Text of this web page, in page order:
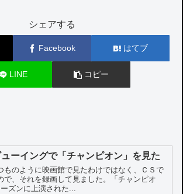
シェアする
Facebook はてブ
LINE コピー
ーイングで「チャンピオン」を見た
ものように映画館で見たわけではなく、ＣＳで
で、それを録画して見ました。「チャンピオ
ズンに上演された...